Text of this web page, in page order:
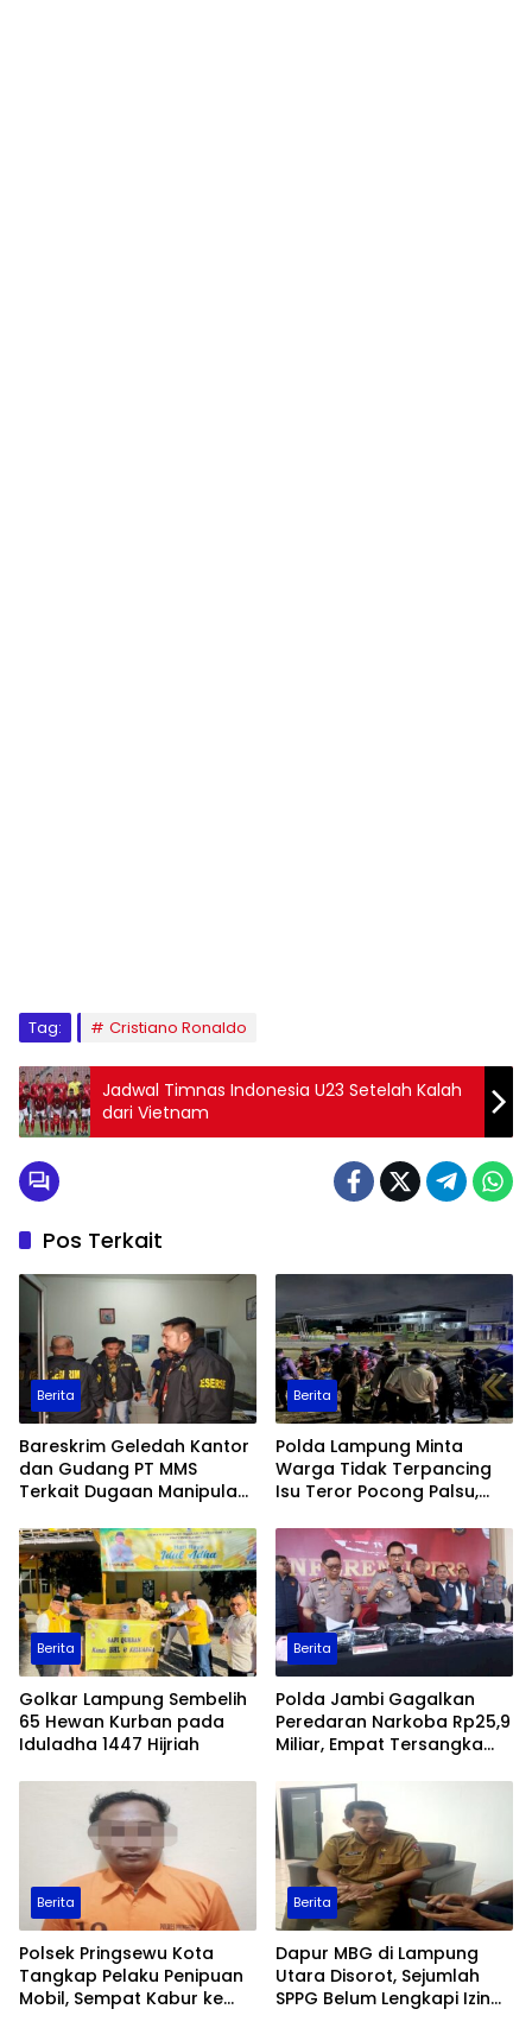
Tag: Cristiano Ronaldo
Jadwal Timnas Indonesia U23 Setelah Kalah
dari Vietnam
Pos Terkait
Berita
Bareskrim Geledah Kantor
dan Gudang PT MMS
Terkait Dugaan Manipulasi
Berita
Polda Lampung Minta
Warga Tidak Terpancing
Isu Teror Pocong Palsu,
Ditingkatkan
Berita
Golkar Lampung Sembelih
65 Hewan Kurban pada
Iduladha 1447 Hijriah
Berita
Polda Jambi Gagalkan
Peredaran Narkoba Rp25,9
Miliar, Empat Tersangka
Berita
Polsek Pringsewu Kota
Tangkap Pelaku Penipuan
Mobil, Sempat Kabur ke
Berita
Dapur MBG di Lampung
Utara Disorot, Sejumlah
SPPG Belum Lengkapi Izin